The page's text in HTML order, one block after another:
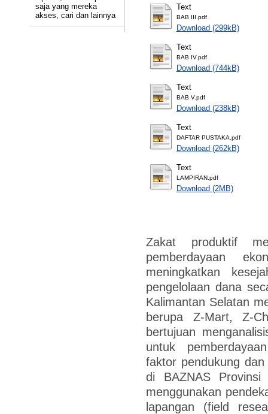
saja yang mereka
akses, cari dan lainnya
Text
BAB III.pdf
Download (299kB)
Text
BAB IV.pdf
Download (744kB)
Text
BAB V.pdf
Download (238kB)
Text
DAFTAR PUSTAKA.pdf
Download (262kB)
Text
LAMPIRAN.pdf
Download (2MB)
Zakat produktif
pemberdayaan
meningkatkan
pengelolaan dana
Kalimantan Selatan
berupa Z-Mart, Z-
bertujuan
untuk
faktor pendukung
di BAZNAS Provinsi
menggunakan
lapangan (field